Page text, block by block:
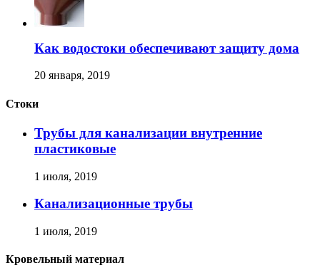
Как водостоки обеспечивают защиту дома
20 января, 2019
Стоки
Трубы для канализации внутренние
пластиковые
1 июля, 2019
Канализационные трубы
1 июля, 2019
Кровельный материал